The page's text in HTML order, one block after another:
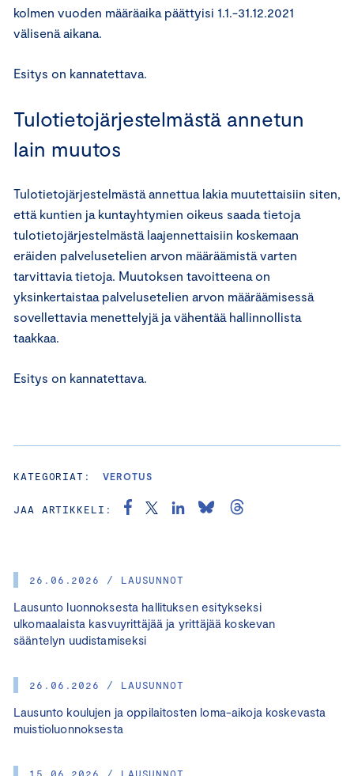
26.06.2026 / LAUSUNNOT
Lausunto luonnoksesta hallituksen esitykseksi
ulkomaalaista kasvuyrittäjää ja yrittäjää koskevan
sääntelyn uudistamiseksi
26.06.2026 / LAUSUNNOT
Lausunto koulujen ja oppilaitosten loma-aikoja koskevasta
muistioluonnoksesta
kolmen vuoden määräaika päättyisi 1.1.-31.12.2021
välisenä aikana.
Esitys on kannatettava.
Tulotietojärjestelmästä annetun
lain muutos
Tulotietojärjestelmästä annettua lakia muutettaisiin siten,
että kuntien ja kuntayhtymien oikeus saada tietoja
tulotietojärjestelmästä laajennettaisiin koskemaan
eräiden palvelusetelien arvon määräämistä varten
tarvittavia tietoja. Muutoksen tavoitteena on
yksinkertaistaa palvelusetelien arvon määräämisessä
sovellettavia menettelyjä ja vähentää hallinnollista
taakkaa.
Esitys on kannatettava.
KATEGORIAT: VEROTUS
JAA ARTIKKELI: